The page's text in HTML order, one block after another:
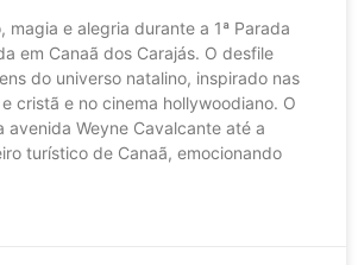
magia e alegria durante a 1ª Parada
em Canaã dos Carajás. O desfile
do universo natalino, inspirado nas
cristã e no cinema hollywoodiano. O
avenida Weyne Cavalcante até a
turístico de Canaã, emocionando